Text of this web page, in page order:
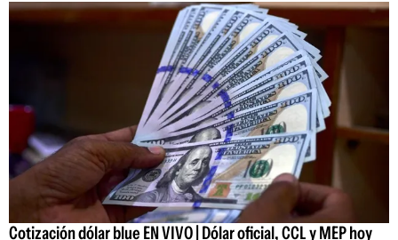
Cotización dólar blue EN VIVO | Dólar oficial, CCL y MEP hoy